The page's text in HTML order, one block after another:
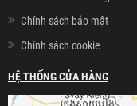
Chính sách bảo mật
Chính sách cookie
HỆ THỐNG CỬA HÀNG